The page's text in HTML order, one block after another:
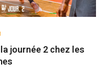
journée 2 chez les